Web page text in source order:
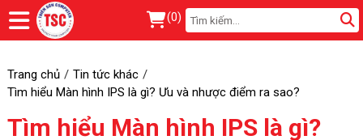
(0)
Trang chủ
Tin tức khác
Tìm hiểu Màn hình IPS là gì? Ưu và nhược điểm ra sao?
Tìm hiểu Màn hình IPS là gì?